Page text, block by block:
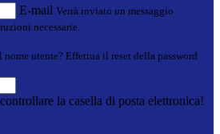
E-mail Verrà inviato un messaggio
necessarie.
utente? Effettua il reset della password
la casella di posta elettronica!